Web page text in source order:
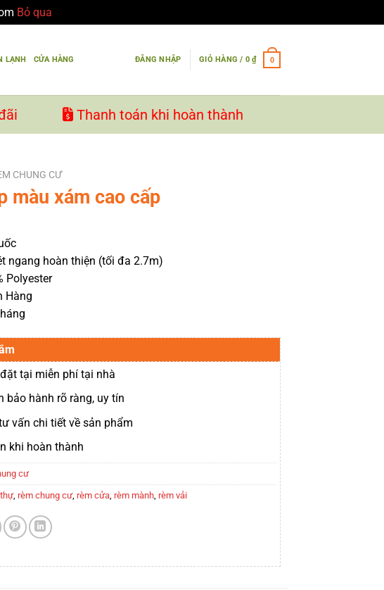
Bỏ qua
LẠNH CỬA HÀNG ĐĂNG NHẬP GIỎ HÀNG / 0₫ 0
Thanh toán khi hoàn thành
CHUNG CƯ
màu xám cao cấp
ngang hoàn thiện (tối đa 2.7m)
Polyester
Hàng
tại miễn phí tại nhà
bảo hành rõ ràng, uy tín
vấn chi tiết về sản phẩm
khi hoàn thành
cư
, rèm chung cư, rèm cửa rèm mành rèm vải